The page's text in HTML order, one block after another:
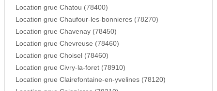
Location grue Chatou (78400)
Location grue Chaufour-les-bonnieres (78270)
Location grue Chavenay (78450)
Location grue Chevreuse (78460)
Location grue Choisel (78460)
Location grue Civry-la-foret (78910)
Location grue Clairefontaine-en-yvelines (78120)